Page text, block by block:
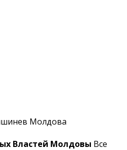
Молдова
Властей Молдовы Все